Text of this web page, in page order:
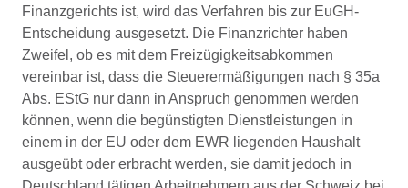
Finanzgerichts ist, wird das Verfahren bis zur EuGH-
Entscheidung ausgesetzt. Die Finanzrichter haben
Zweifel, ob es mit dem Freizügigkeitsabkommen
vereinbar ist, dass die Steuerermäßigungen nach § 35a
Abs. EStG nur dann in Anspruch genommen werden
können, wenn die begünstigten Dienstleistungen in
einem in der EU oder dem EWR liegenden Haushalt
ausgeübt oder erbracht werden, sie damit jedoch in